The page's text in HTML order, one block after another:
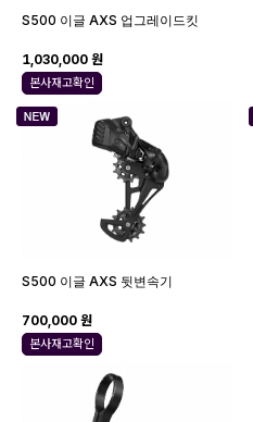
S500 이글 AXS 업그레이드킷
1,030,000 원
본사재고확인
S500 이글 AXS 뒷변속기
700,000 원
본사재고확인